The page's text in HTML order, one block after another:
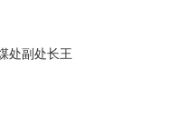
处副处长王